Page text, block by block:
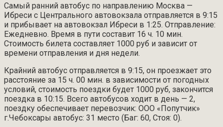
Самый ранний автобус по направлению Москва —
Ибреси с Центрального автовокзала отправляется в 9:15
и прибывает на автовокзал Ибреси в 1:25. Отправление:
Ежедневно. Время в пути составит 16 ч. 10 мин.
Стоимость билета составляет 1000 руб и зависит от
времени отправления и дня недели.
Крайний автобус отправляется в 9:15, он проезжает это
расстояние за 15 ч. 00 мин. в зависимости от погодных
условий, стоимость поездки будет 1000 руб, закончится
поездка в 10:15. Всего автобусов ходит в день — 2,
поездку обеспечивает перевозчик: ООО «Попутчик»
г.Чебоксары автобус: 31 место (Баг: 60, Стоя: 0).